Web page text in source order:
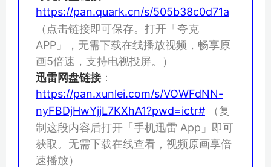
https://pan.quark.cn/s/505b38c0d71a
（点击链接即可保存。打开「夸克
APP」，无需下载在线播放视频，畅享原
画5倍速，支持电视投屏。）
迅雷网盘链接：
https://pan.xunlei.com/s/VOWFdNN-
nyFBDjHwYjjL7KXhA1?pwd=ictr# （复
制这段内容后打开「手机迅雷 App」即可
获取。无需下载在线查看，视频原画享倍
速播放）